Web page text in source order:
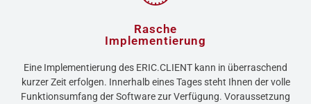
Rasche
Implementierung​​
Eine Implementierung des ERIC.CLIENT kann in überraschend
kurzer Zeit erfolgen. Innerhalb eines Tages steht Ihnen der volle
Funktionsumfang der Software zur Verfügung. Voraussetzung